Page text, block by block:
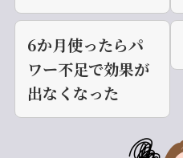
6か月使ったらパ
ワー不足で効果が
出なくなった